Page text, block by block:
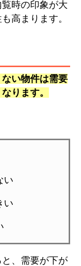
時の印象が大
高まります。
い物件は需要
ります。
い
い
、需要が下が